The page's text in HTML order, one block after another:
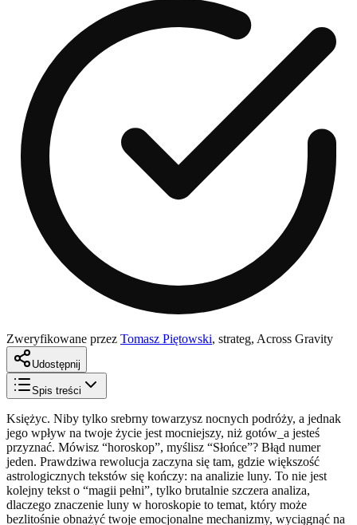
Zweryfikowane przez Tomasz Piętowski, strateg, Across Gravity
Udostępnij
Spis treści
Księżyc. Niby tylko srebrny towarzysz nocnych podróży, a jednak
jego wpływ na twoje życie jest mocniejszy, niż gotów_a jesteś
przyznać. Mówisz “horoskop”, myślisz “Słońce”? Błąd numer
jeden. Prawdziwa rewolucja zaczyna się tam, gdzie większość
astrologicznych tekstów się kończy: na analizie luny. To nie jest
kolejny tekst o “magii pełni”, tylko brutalnie szczera analiza,
dlaczego znaczenie luny w horoskopie to temat, który może
bezlitośnie obnażyć twoje emocjonalne mechanizmy, wyciągnąć na